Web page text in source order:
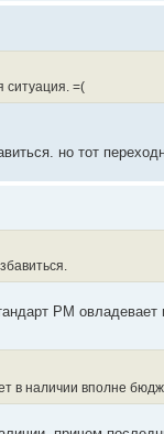
ситуация. =(
но тот
PM
в наличии вполне